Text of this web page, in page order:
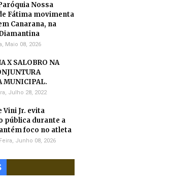
Nossa
Fátima movimenta
Canarana, na
Maio 08, 2026
X SALOBRO NA
MUNICIPAL.
Julho 28, 2022
Vini Jr. evita
pública durante a
foco no atleta
Junho 08, 2026